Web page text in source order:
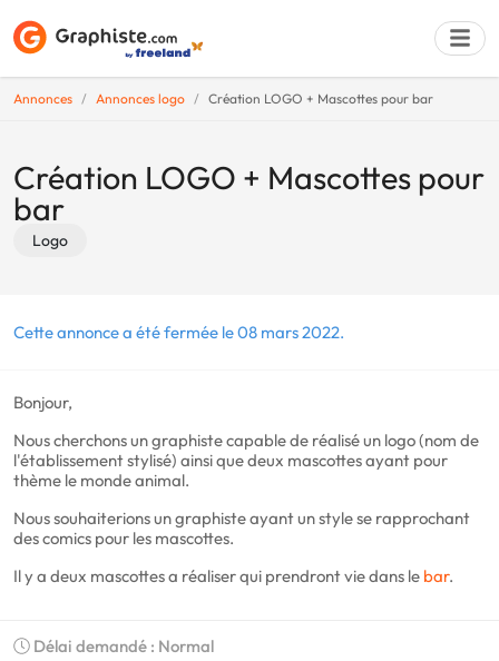
Annonces Annonces logo Création LOGO + Mascottes pour bar
Création LOGO + Mascottes pour
bar
Logo
Cette annonce a été fermée le 08 mars 2022.
Bonjour,
Nous cherchons un graphiste capable de réalisé un logo (nom de
l'établissement stylisé) ainsi que deux mascottes ayant pour
thème le monde animal.
Nous souhaiterions un graphiste ayant un style se rapprochant
des comics pour les mascottes.
Il y a deux mascottes a réaliser qui prendront vie dans le bar.
Délai demandé : Normal